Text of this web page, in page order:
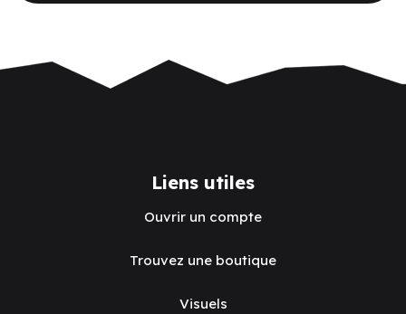
Liens utiles
Ouvrir un compte
Trouvez une boutique
Visuels